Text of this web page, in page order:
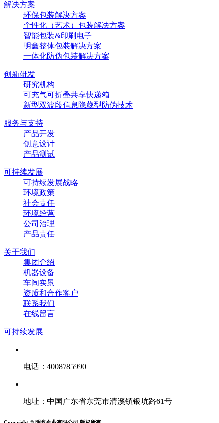
解决方案
环保包装解决方案
个性化（艺术）包装解决方案
智能包装&印刷电子
明鑫整体包装解决方案
一体化防伪包装解决方案
创新研发
研究机构
可充气可折叠共享快递箱
新型双波段信息隐藏型防伪技术
服务与支持
产品开发
创意设计
产品测试
可持续发展
可持续发展战略
环境政策
社会责任
环境经营
公司治理
产品责任
关于我们
集团介绍
机器设备
车间实景
资质和合作客户
联系我们
在线留言
可持续发展
电话：4008785990
地址：中国广东省东莞市清溪镇银坑路61号